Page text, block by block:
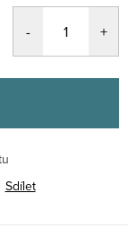
Sdílet